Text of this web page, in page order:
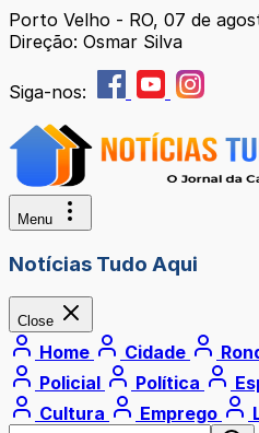
Porto Velho - RO, 07 de
Direção: Osmar Silva
Siga-nos:
Menu
Notícias Tudo Aqui
Close
Home Cidade
Policial
Política
Cultura
Emprego